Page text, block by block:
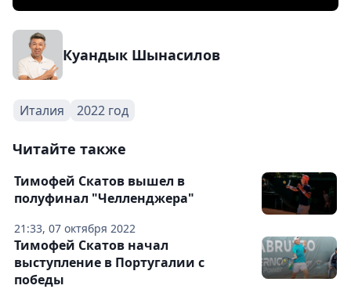
Куандык Шынасилов
Италия 2022 год
Читайте также
21:33, 07 октября 2022
Тимофей Скатов вышел в
полуфинал "Челленджера"
Тимофей Скатов начал
выступление в Португалии с
победы